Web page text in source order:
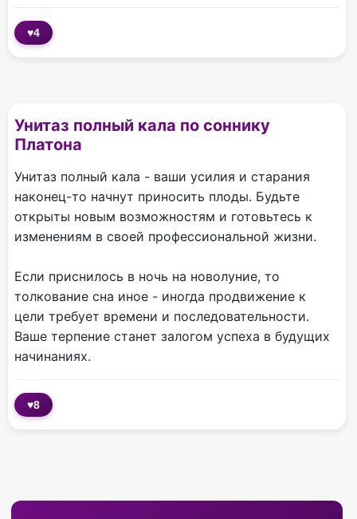
♥4
Унитаз полный кала по соннику
Платона
Унитаз полный кала - ваши усилия и старания
наконец-то начнут приносить плоды. Будьте
открыты новым возможностям и готовьтесь к
изменениям в своей профессиональной жизни.
Если приснилось в ночь на новолуние, то
толкование сна иное - иногда продвижение к
цели требует времени и последовательности.
Ваше терпение станет залогом успеха в будущих
начинаниях.
♥8